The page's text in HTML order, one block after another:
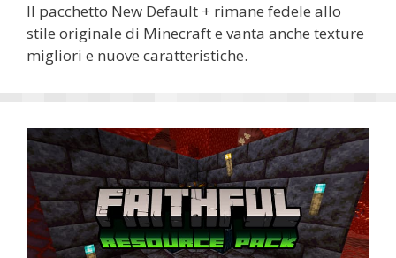
Il pacchetto New Default + rimane fedele allo
stile originale di Minecraft e vanta anche texture
migliori e nuove caratteristiche.